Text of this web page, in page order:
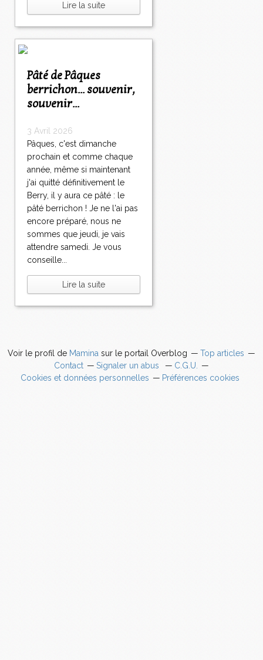
Lire la suite
Pâté de Pâques
berrichon... souvenir,
souvenir...
3 Avril 2026
Pâques, c'est dimanche
prochain et comme chaque
année, même si maintenant
j'ai quitté définitivement le
Berry, il y aura ce pâté : le
pâté berrichon ! Je ne l'ai pas
encore préparé, nous ne
sommes que jeudi, je vais
attendre samedi. Je vous
conseille...
Lire la suite
Voir le profil de Mamina sur le portail Overblog
Top articles
Contact
Signaler un abus
C.G.U.
Cookies et données personnelles
Préférences cookies